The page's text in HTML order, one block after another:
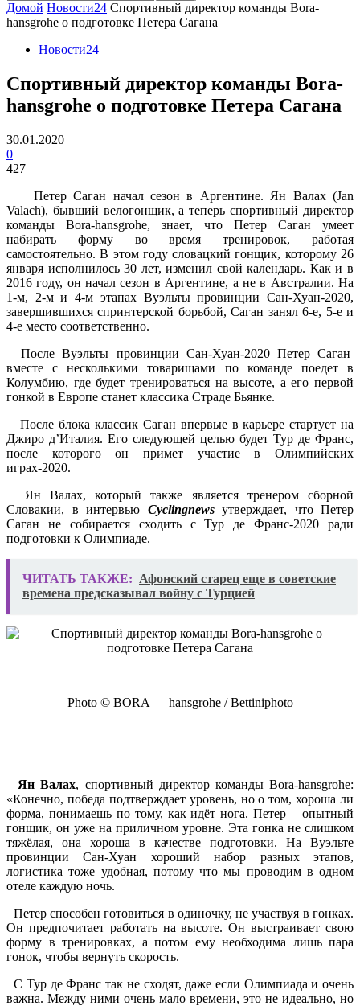
Домой Новости24 Спортивный директор команды Bora-
hansgrohe о подготовке Петера Сагана
Новости24
Спортивный директор команды Bora-
hansgrohe о подготовке Петера Сагана
30.01.2020
0
427
Петер Саган начал сезон в Аргентине. Ян Валах (Jan
Valach), бывший велогонщик, а теперь спортивный директор
команды Bora-hansgrohe, знает, что Петер Саган умеет
набирать форму во время тренировок, работая
самостоятельно. В этом году словацкий гонщик, которому 26
января исполнилось 30 лет, изменил свой календарь. Как и в
2016 году, он начал сезон в Аргентине, а не в Австралии. На
1-м, 2-м и 4-м этапах Вуэльты провинции Сан-Хуан-2020,
завершившихся спринтерской борьбой, Саган занял 6-е, 5-е и
4-е место соответственно.
После Вуэльты провинции Сан-Хуан-2020 Петер Саган
вместе с несколькими товарищами по команде поедет в
Колумбию, где будет тренироваться на высоте, а его первой
гонкой в Европе станет классика Страде Бьянке.
После блока классик Саган впервые в карьере стартует на
Джиро д’Италия. Его следующей целью будет Тур де Франс,
после которого он примет участие в Олимпийских
играх-2020.
Ян Валах, который также является тренером сборной
Словакии, в интервью Cyclingnews утверждает, что Петер
Саган не собирается сходить с Тур де Франс-2020 ради
подготовки к Олимпиаде.
ЧИТАТЬ ТАКЖЕ: Афонский старец еще в советские
времена предсказывал войну с Турцией
Photo © BORA — hansgrohe / Bettiniphoto
Ян Валах, спортивный директор команды Bora-hansgrohe:
«Конечно, победа подтверждает уровень, но о том, хороша ли
форма, понимаешь по тому, как идёт нога. Петер – опытный
гонщик, он уже на приличном уровне. Эта гонка не слишком
тяжёлая, она хороша в качестве подготовки. На Вуэльте
провинции Сан-Хуан хороший набор разных этапов,
логистика тоже удобная, потому что мы проводим в одном
отеле каждую ночь.
Петер способен готовиться в одиночку, не участвуя в гонках.
Он предпочитает работать на высоте. Он выстраивает свою
форму в тренировках, а потом ему необходима лишь пара
гонок, чтобы вернуть скорость.
С Тур де Франс так не сходят, даже если Олимпиада и очень
важна. Между ними очень мало времени, это не идеально, но